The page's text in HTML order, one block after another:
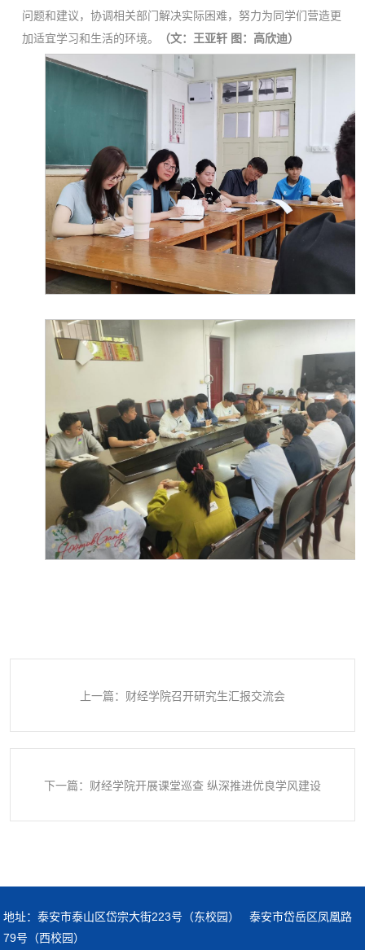
问题和建议，协调相关部门解决实际困难，努力为同学们营造更
加适宜学习和生活的环境。
（文：王亚轩 图： 高欣迪）
上一篇：财经学院召开研究生汇报交流会
下一篇：财经学院开展课堂巡查 纵深推进优良学风建设
地址：泰安市泰山区岱宗大街223号（东校园） 泰安市岱岳区凤凰路
79号（西校园）